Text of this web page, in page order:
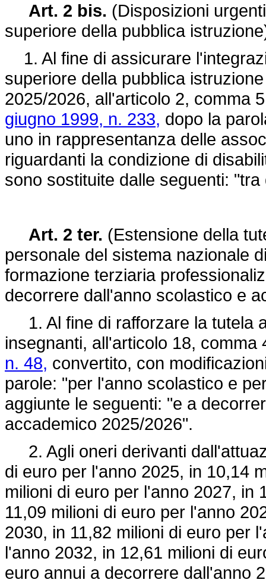
Art. 2 bis. (Disposizioni
superiore della pubblica
1. Al fine di assicurare
superiore della pubblica
2025/2026, all'articolo 2, comma
giugno 1999, n. 233, dopo la
uno in rappresentanza delle
riguardanti la condizione di
sono sostituite dalle seguenti:
Art. 2 ter. (Estensione della
personale del sistema nazionale
formazione terziaria
decorrere dall'anno scolastico e
1. Al fine di rafforzare la tutela
insegnanti, all'articolo 18,
n. 48, convertito, con
parole: "per l'anno scolastico e
aggiunte le seguenti: "e a
accademico 2025/2026".
2. Agli oneri derivanti
di euro per l'anno 2025, in 10,14
milioni di euro per l'anno 2027, in
11,09 milioni di euro per l'anno
2030, in 11,82 milioni di euro per
l'anno 2032, in 12,61 milioni di
euro annui a decorrere dall'anno